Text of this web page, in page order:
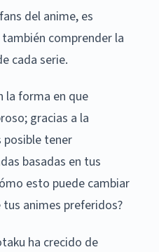
del anime, es
comprender la
cada serie.
la forma en que
gracias a la
tener
basadas en tus
esto puede cambiar
animes preferidos?
ha crecido de